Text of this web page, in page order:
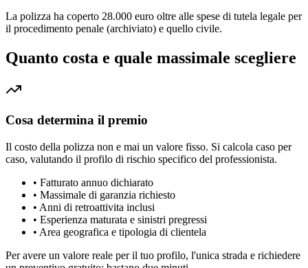
La polizza ha coperto 28.000 euro oltre alle spese di tutela legale per
il procedimento penale (archiviato) e quello civile.
Quanto costa e quale massimale scegliere
Cosa determina il premio
Il costo della polizza non e mai un valore fisso. Si calcola caso per
caso, valutando il profilo di rischio specifico del professionista.
• Fatturato annuo dichiarato
• Massimale di garanzia richiesto
• Anni di retroattivita inclusi
• Esperienza maturata e sinistri pregressi
• Area geografica e tipologia di clientela
Per avere un valore reale per il tuo profilo, l'unica strada e richiedere